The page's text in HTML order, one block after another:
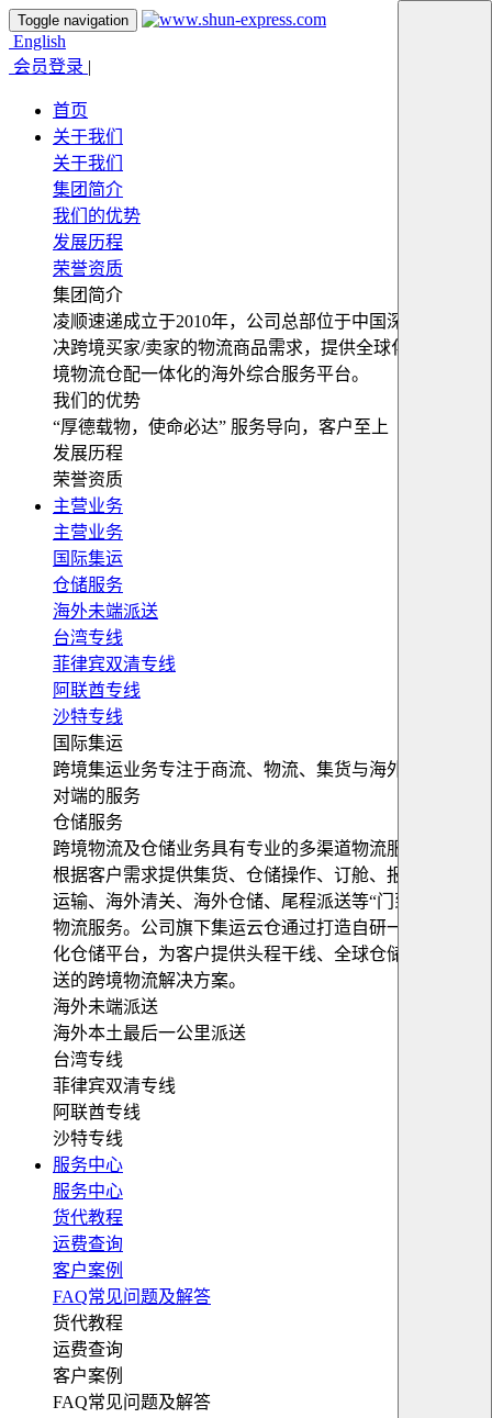
Toggle navigation
English
会员登录 |
首页
关于我们
关于我们
集团简介
我们的优势
发展历程
荣誉资质
集团简介
凌顺速递成立于2010年，公司总部位于中国深圳，为解
决跨境买家/卖家的物流商品需求，提供全球化便捷式跨
境物流仓配一体化的海外综合服务平台。
我们的优势
“厚德载物，使命必达” 服务导向，客户至上
发展历程
荣誉资质
主营业务
主营业务
国际集运
仓储服务
海外未端派送
台湾专线
菲律宾双清专线
阿联酋专线
沙特专线
国际集运
跨境集运业务专注于商流、物流、集货与海外仓储等端
对端的服务
仓储服务
跨境物流及仓储业务具有专业的多渠道物流服务平台，
根据客户需求提供集货、仓储操作、订舱、报关、跨境
运输、海外清关、海外仓储、尾程派送等“门到门”跨境
物流服务。公司旗下集运云仓通过打造自研一站式数字
化仓储平台，为客户提供头程干线、全球仓储及末端配
送的跨境物流解决方案。
海外未端派送
海外本土最后一公里派送
台湾专线
菲律宾双清专线
阿联酋专线
沙特专线
服务中心
服务中心
货代教程
运费查询
客户案例
FAQ常见问题及解答
货代教程
运费查询
客户案例
FAQ常见问题及解答